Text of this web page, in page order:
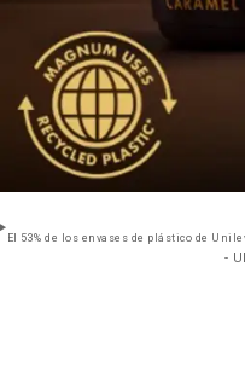
El 53% de los envases de plástico de
-